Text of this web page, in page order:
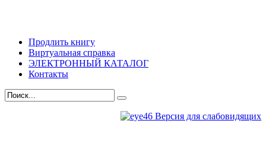
Продлить книгу
Виртуальная справка
ЭЛЕКТРОННЫЙ КАТАЛОГ
Контакты
Версия для слабовидящих